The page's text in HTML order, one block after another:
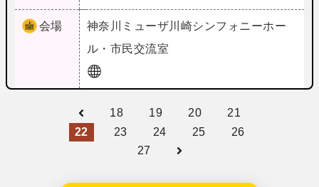
会場 神奈川
ミューザ川崎シンフォニーホー
ル・市民交流室
18 19 20
21
22
23 24 25
26
27